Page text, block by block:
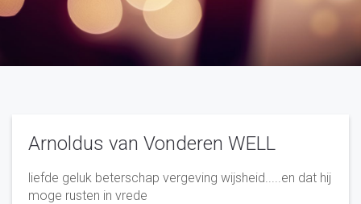
Arnoldus van Vonderen WELL
liefde geluk beterschap vergeving wijsheid.....en dat hij
moge rusten in vrede